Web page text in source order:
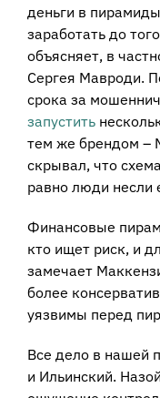
деньги в
заработать до
объясняет, в
Сергея Мавроди.
срока за
запустить
тем же брендом
скрывал, что
равно люди несли
Финансовые
кто ищет риск, и
замечает
более
уязвимы перед
Все дело в нашей
и Ильинский.